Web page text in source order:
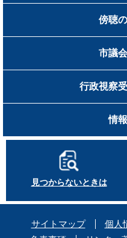
傍聴
市議
行政視察
情
見つからないときは
サイトマップ
個人